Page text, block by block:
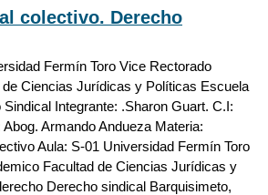
colectivo. Derecho
Fermín Toro Vice Rectorado
Ciencias Jurídicas y Políticas Escuela
Integrante: .Sharon Guart. C.I:
Armando Andueza Materia:
Aula: S-01 Universidad Fermín Toro
Facultad de Ciencias Jurídicas y
Derecho sindical Barquisimeto,